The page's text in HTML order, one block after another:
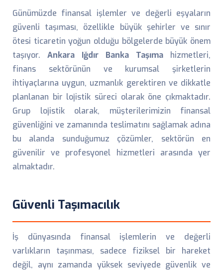
Günümüzde finansal işlemler ve değerli eşyaların
güvenli taşıması, özellikle büyük şehirler ve sınır
ötesi ticaretin yoğun olduğu bölgelerde büyük önem
taşıyor. Ankara Iğdır Banka Taşıma hizmetleri,
finans sektörünün ve kurumsal şirketlerin
ihtiyaçlarına uygun, uzmanlık gerektiren ve dikkatle
planlanan bir lojistik süreci olarak öne çıkmaktadır.
Grup lojistik olarak, müşterilerimizin finansal
güvenliğini ve zamanında teslimatını sağlamak adına
bu alanda sunduğumuz çözümler, sektörün en
güvenilir ve profesyonel hizmetleri arasında yer
almaktadır.
Güvenli Taşımacılık
İş dünyasında finansal işlemlerin ve değerli
varlıkların taşınması, sadece fiziksel bir hareket
değil, aynı zamanda yüksek seviyede güvenlik ve